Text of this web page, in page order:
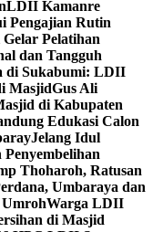
LDII Kamanre
Pengajian Rutin
Pelatihan
dan Tangguh
di Sukabumi: LDII
MasjidGus Ali
di Kabupaten
Edukasi Calon
Jelang Idul
Thoharoh, Ratusan
Umbaraya dan
Warga LDII
di Masjid